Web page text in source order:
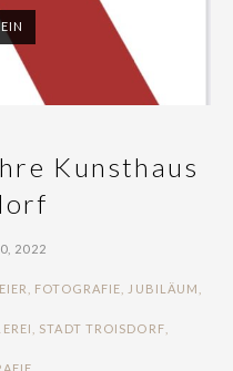
Kunsthaus
2022
FOTOGRAFIE JUBILÄUM
STADT TROISDORF